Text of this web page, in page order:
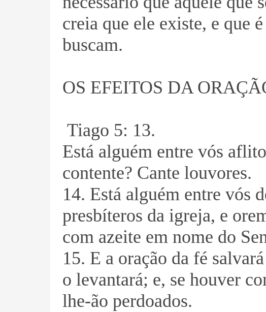
creia que ele existe, e que
buscam.
OS EFEITOS DA
Tiago 5: 13.
Está alguém entre vós
contente? Cante louvores.
14. Está alguém entre vós
presbíteros da igreja, e
com azeite em nome do
15. E a oração da fé
o levantará; e, se houver
lhe-ão perdoados.